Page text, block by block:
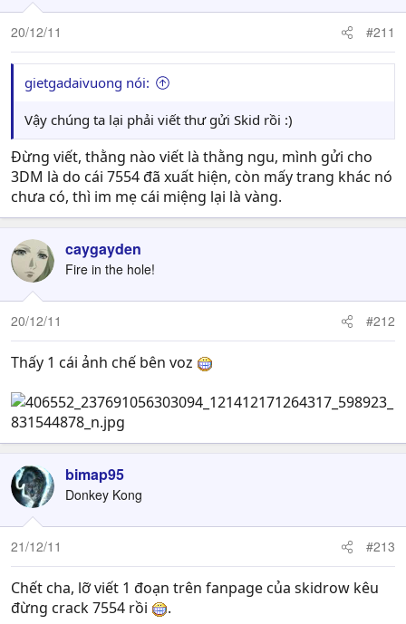
20/12/11 #211
gietgadaivuong nói:
Vậy chúng ta lại phải viết thư gửi Skid rồi :)
Đừng viết, thằng nào viết là thằng ngu, mình gửi cho
3DM là do cái 7554 đã xuất hiện, còn mấy trang khác nó
chưa có, thì im mẹ cái miệng lại là vàng.
caygayden
Fire in the hole!
20/12/11 #212
Thấy 1 cái ảnh chế bên voz
bimap95
Donkey Kong
21/12/11 #213
Chết cha, lỡ viết 1 đoạn trên fanpage của skidrow kêu
đừng crack 7554 rồi
.